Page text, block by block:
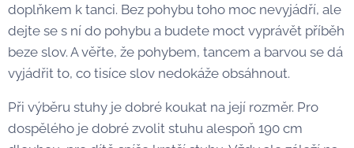
doplňkem k tanci. Bez pohybu toho moc nevyjádří, ale
dejte se s ní do pohybu a budete moct vyprávět příběh
beze slov. A věřte, že pohybem, tancem a barvou se dá
vyjádřit to, co tisíce slov nedokáže obsáhnout.
Při výběru stuhy je dobré koukat na její rozměr. Pro
dospělého je dobré zvolit stuhu alespoň 190 cm